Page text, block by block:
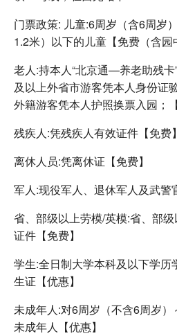
门票政策: 儿童:6周岁（含6周岁
1.2米）以下的儿童【免费（含园
老人:持本人“北京通—养老助残
及以上外省市游客凭本人身份证
外籍游客凭本人护照换票入园；
残疾人:凭残疾人有效证件【免费】
离休人员:凭离休证【免费】
军人:现役军人、退休军人及武警
省、部级以上劳模/英模:省、部
证件【免费】
学生:全日制大学本科及以下学历
生证【优惠】
未成年人:对6周岁（不含6周岁）
未成年人【优惠】